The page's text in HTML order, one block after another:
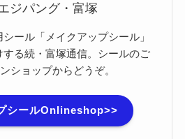
ジパング・富塚
ール「メイクアップシール」
る続・富塚通信。シールのご
ショップからどうぞ。
シールOnlineshop>>